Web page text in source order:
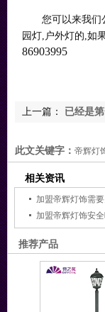
您可以来我们公
园灯,户外灯的,如
86903995
上一篇： 已经是
此文关键字： 帝辉灯
相关资讯
加盟帝辉灯饰需
加盟帝辉灯饰安全
推荐产品